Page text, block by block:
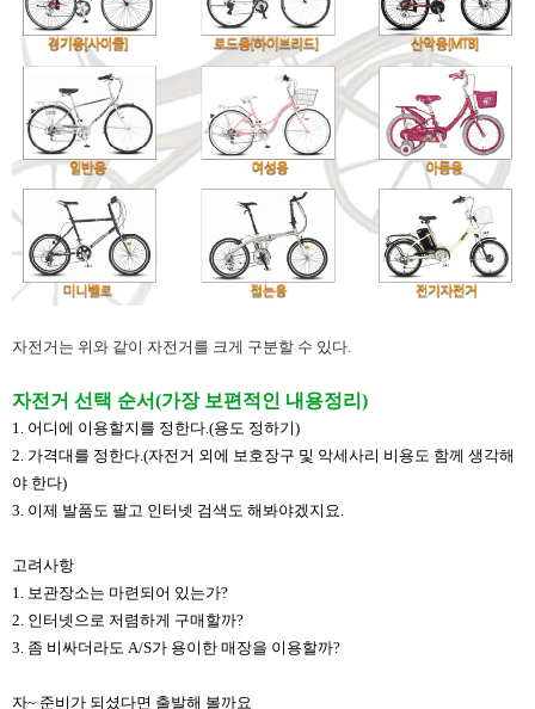
자전거는 위와 같이 자전거를 크게 구분할 수 있다.
자전거 선택 순서(가장 보편적인 내용정리)​
​1. 어디에 이용할지를 정한다.(용도 정하기)
2. 가격대를 정한다.(자전거 외에 보호장구 및 악세사리 비용도 함께 생각해
야 한다)
3. 이제 발품도 팔고 인터넷 검색도 해봐야겠지요.
고려사항
1. 보관장소는 마련되어 있는가?
2. 인터넷으로 저렴하게 구매할까?
​3. 좀 비싸더라도 A/S가 용이한 매장을 이용할까?
자~ 준비가 되셨다면 출발해 볼까요